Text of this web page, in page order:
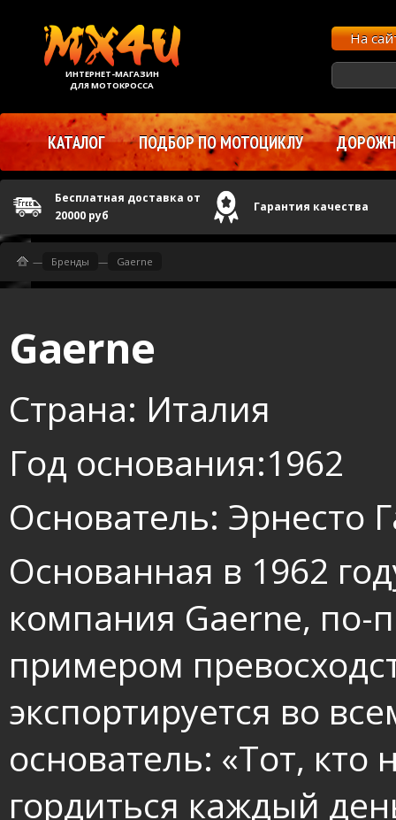
Gaerne
Страна: Италия
Год основания:1962
Основатель: Эрнесто
Основанная в 1962
компания Gaerne, по-
примером
экспортируется во
основатель: «Тот,
гордиться каждый
— Бренды — Gaerne
ИНТЕРНЕТ-МАГАЗИН
ДЛЯ МОТОКРОССА
На
КАТАЛОГ ПОДБОР ПО МОТОЦИКЛУ
Бесплатная доставка от
20000 руб
Гарантия качества